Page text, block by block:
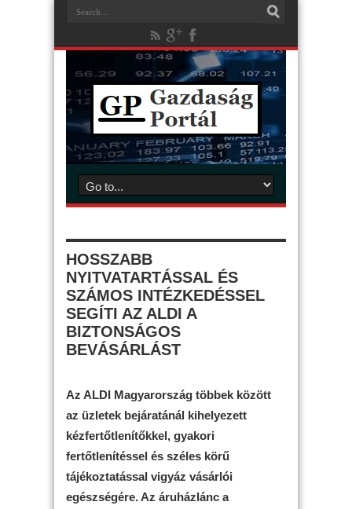
HOSSZABB
NYITVATARTÁSSAL ÉS
SZÁMOS INTÉZKEDÉSSEL
SEGÍTI AZ ALDI A
BIZTONSÁGOS
BEVÁSÁRLÁST
Az ALDI Magyarország többek között
az üzletek bejáratánál kihelyezett
kézfertőtlenítőkkel, gyakori
fertőtlenítéssel és széles körű
tájékoztatással vigyáz vásárlói
egészségére. Az áruházlánc a